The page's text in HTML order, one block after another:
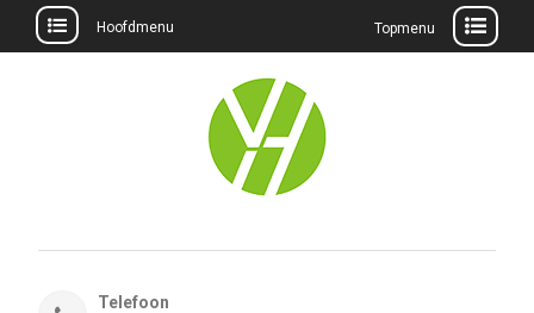
Hoofdmenu Topmenu
Telefoon